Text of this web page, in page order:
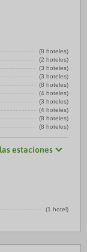
(8 hoteles)
(2 hoteles)
(3 hoteles)
(3 hoteles)
(8 hoteles)
(4 hoteles)
(3 hoteles)
(4 hoteles)
(8 hoteles)
(8 hoteles)
estaciones
(1 hotel)